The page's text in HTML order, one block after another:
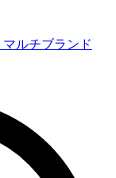
マルチブランド